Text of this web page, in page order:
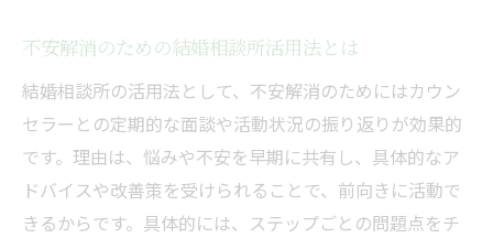
感
カウンセラーが婚活初心者をサポートする
理由
結婚相談所におけるカウンセラーの役割と
は
不安解消のための結婚相談所活用法とは
結婚相談所の活用法として、不安解消のためにはカウン
セラーとの定期的な面談や活動状況の振り返りが効果的
です。理由は、悩みや不安を早期に共有し、具体的なア
ドバイスや改善策を受けられることで、前向きに活動で
きるからです。具体的には、ステップごとの問題点をチ